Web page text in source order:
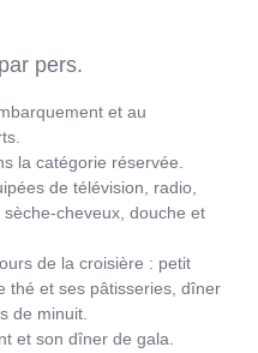
pers.
et au
la catégorie réservée.
de télévision, radio,
cheveux, douche et
de la croisière : petit
thé et ses pâtisseries, dîner
de minuit.
et son dîner de gala.